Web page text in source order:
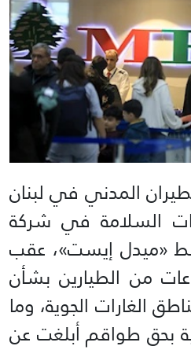
المدني في لبنان
السلامة في شركة
«ميدل إيست»، عقب
من الطيارين بشأن
الغارات الجوية، وما
بحق طواقم أبلغت عن